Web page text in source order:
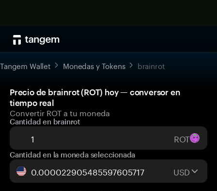
Tangem Wallet Monedas y Tokens brainrot
Precio de brainrot (ROT) hoy — conversor en
tiempo real
Convertir ROT a tu moneda
Cantidad en brainrot
ROT
Cantidad en la moneda seleccionada
USD